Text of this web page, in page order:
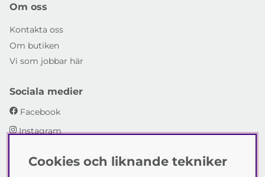
Om oss
Kontakta oss
Om butiken
Vi som jobbar här
Sociala medier
Facebook
Instagram
Emmaboda Möbler AB
Cookies och liknande tekniker